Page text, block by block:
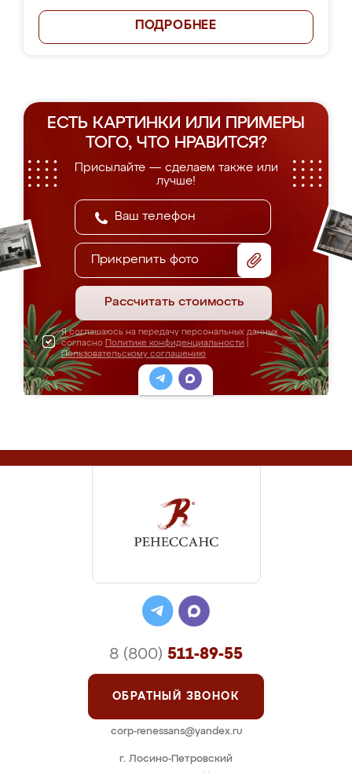
ПОДРОБНЕЕ
ЕСТЬ КАРТИНКИ ИЛИ ПРИМЕРЫ
ТОГО, ЧТО НРАВИТСЯ?
Присылайте — сделаем также или
лучше!
Прикрепить фото
Рассчитать стоимость
Я соглашаюсь на передачу персональных данных
согласно Политике конфиденциальности
Пользовательскому соглашению
г. Лосино-Петровский
8 (800) 511-89-55
ОБРАТНЫЙ ЗВОНОК
corp-renessans@yandex.ru